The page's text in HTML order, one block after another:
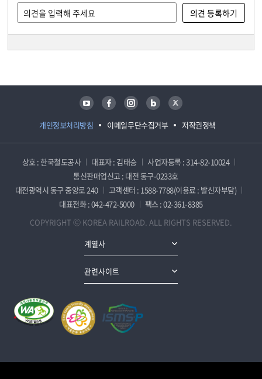
개인정보처리방침 이메일무단수집거부 저작권정책
유튜브 페이스북 인스타그램 블로그 트위터
상호 : 한국철도공사 대표자 : 김태승
사업자등록 : 314-82-10024
통신판매업신고 : 대전 동구-0233호
대전광역시 동구 중앙로 240
고객센터 : 1588-7788(이용료 : 발신자부담)
대표전화 : 042-472-5000
팩스 : 02-361-8385
COPYRIGHT ⓒ KOREA RAILROAD. ALL RIGHTS RESERVED.
계열사
관련사이트